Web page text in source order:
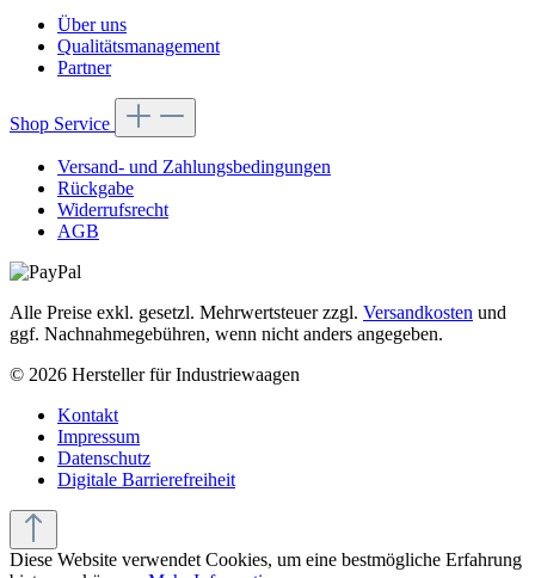
Über uns
Qualitätsmanagement
Partner
Shop Service
Versand- und Zahlungsbedingungen
Rückgabe
Widerrufsrecht
AGB
Alle Preise exkl. gesetzl. Mehrwertsteuer zzgl. Versandkosten und
ggf. Nachnahmegebühren, wenn nicht anders angegeben.
© 2026 Hersteller für Industriewaagen
Kontakt
Impressum
Datenschutz
Digitale Barrierefreiheit
Diese Website verwendet Cookies, um eine bestmögliche Erfahrung